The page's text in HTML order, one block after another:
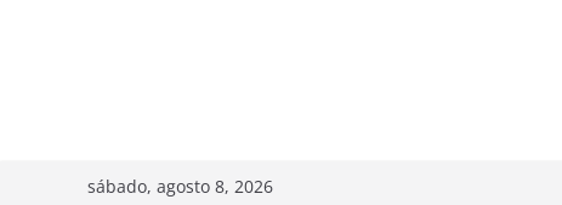
sábado, agosto 8, 2026